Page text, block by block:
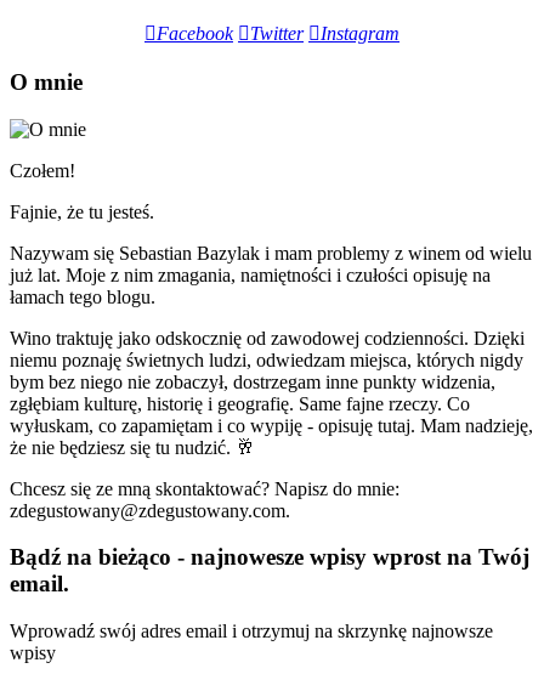
Facebook Twitter Instagram
O mnie
Czołem!
Fajnie, że tu jesteś.
Nazywam się Sebastian Bazylak i mam problemy z winem od wielu
już lat. Moje z nim zmagania, namiętności i czułości opisuję na
łamach tego blogu.
Wino traktuję jako odskocznię od zawodowej codzienności. Dzięki
niemu poznaję świetnych ludzi, odwiedzam miejsca, których nigdy
bym bez niego nie zobaczył, dostrzegam inne punkty widzenia,
zgłębiam kulturę, historię i geografię. Same fajne rzeczy. Co
wyłuskam, co zapamiętam i co wypiję - opisuję tutaj. Mam nadzieję,
że nie będziesz się tu nudzić. 🥂
Chcesz się ze mną skontaktować? Napisz do mnie:
zdegustowany@zdegustowany.com.
Bądź na bieżąco - najnowesze wpisy wprost na Twój
email.
Wprowadź swój adres email i otrzymuj na skrzynkę najnowsze
wpisy